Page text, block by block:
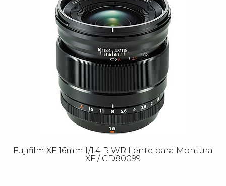
Fujifilm XF 16mm f/1.4 R WR Lente para Montura
XF / CD80099